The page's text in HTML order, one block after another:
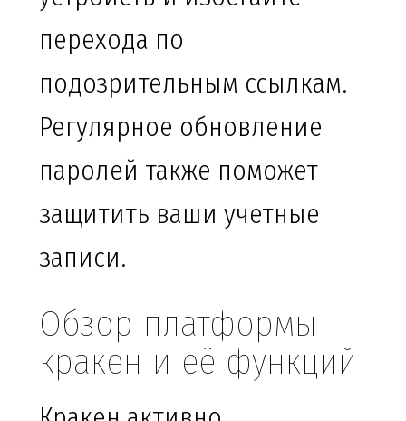
перехода по
подозрительным ссылкам.
Регулярное обновление
паролей также поможет
защитить ваши учетные
записи.
Обзор платформы
кракен и её функций